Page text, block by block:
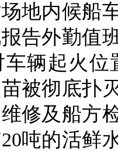
地内候船
告外勤值
辆起火
被彻底扑
修及船方
吨的活鲜